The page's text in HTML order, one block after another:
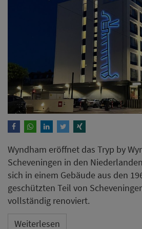
Wyndham eröffnet das Tryp by
Scheveningen in den
sich in einem Gebäude aus den
geschützten Teil von
vollständig renoviert.
Weiterlesen